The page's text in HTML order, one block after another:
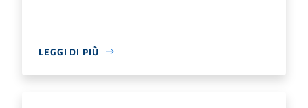
LEGGI DI PIÙ